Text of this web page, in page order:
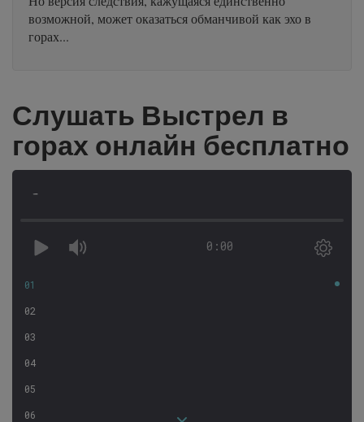
возможной, может оказаться обманчивой как эхо в
горах...
Слушать Выстрел в
горах онлайн бесплатно
-
0:00
01
02
03
04
05
06